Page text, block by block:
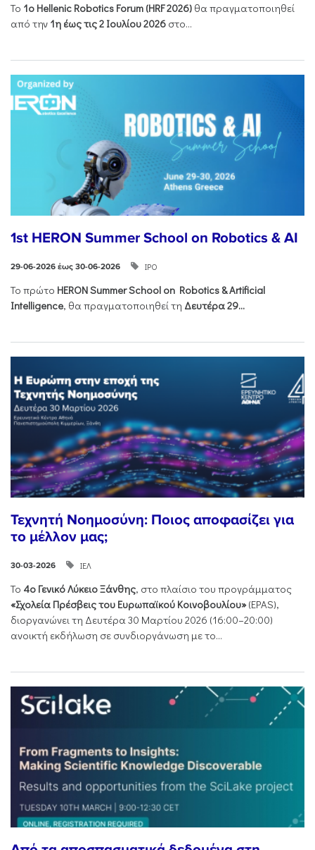
Το 1ο Hellenic Robotics Forum (HRF2026) θα πραγματοποιηθεί
από την 1η έως τις 2 Ιουλίου 2026 στο...
1st HERON Summer School on Robotics & AI
29-06-2026 έως 30-06-2026 ΙΡΟ
Το πρώτο HERONSummerSchool on Robotics &Artificial
Intelligence, θα πραγματοποιηθεί τη Δευτέρα 29...
Τεχνητή Νοημοσύνη: Ποιος αποφασίζει για
το μέλλον μας;
30-03-2026 ΙΕΛ
Το 4ο Γενικό Λύκειο Ξάνθης, στο πλαίσιο του προγράμματος
«Σχολεία Πρέσβεις του Ευρωπαϊκού Κοινοβουλίου»(EPAS),
διοργανώνει τη Δευτέρα 30 Μαρτίου 2026 (16:00–20:00)
ανοικτή εκδήλωση σε συνδιοργάνωση με το...